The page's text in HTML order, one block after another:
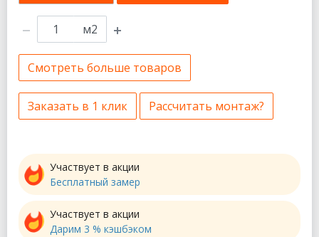
м2
Смотреть больше товаров
Заказать в 1 клик Рассчитать монтаж?
Участвует в акции
Бесплатный замер
Участвует в акции
Дарим 3 % кэшбэком